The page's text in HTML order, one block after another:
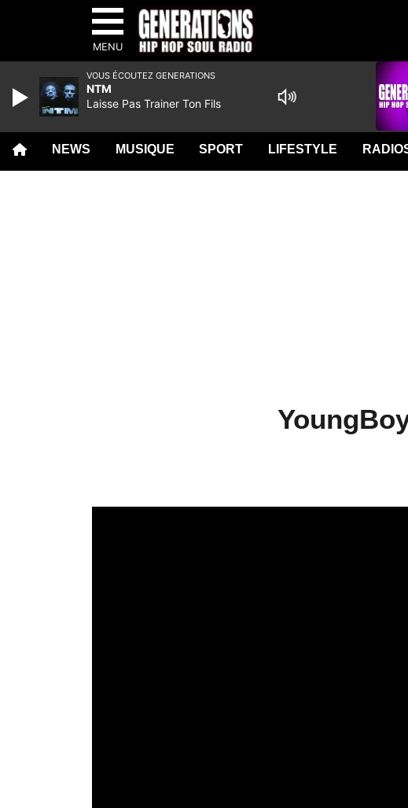
MENU
NEWS MUSIQUE SPORT LIFESTYLE
VOUS ÉCOUTEZ GENERATIONS
NTM
Laisse Pas Trainer Ton Fils